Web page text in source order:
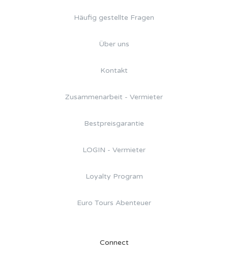
Häufig gestellte Fragen
Über uns
Kontakt
Zusammenarbeit - Vermieter
Bestpreisgarantie
LOGIN - Vermieter
Loyalty Program
Euro Tours Abenteuer
Connect